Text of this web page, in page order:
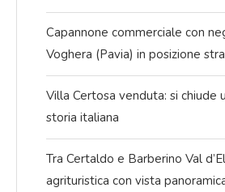
Capannone commerciale con
Voghera (Pavia) in posizione
Villa Certosa venduta: si chiude
storia italiana
Tra Certaldo e Barberino Val
agrituristica con vista